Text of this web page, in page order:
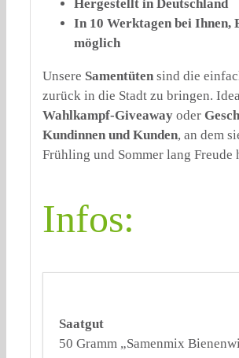
Hergestellt in Deutschland
In 10 Werktagen bei Ihnen,
möglich
Unsere Samentütensind die
zurück in die Stadt zu bringen.
Wahlkampf-Giveawayoder
Kundinnen und Kunden, an dem
Frühling und Sommer lang Freude
Infos:
Saatgut
50 Gramm „Samenmix